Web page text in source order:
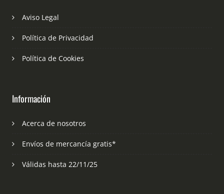
Aviso Legal
Política de Privacidad
Política de Cookies
Información
Acerca de nosotros
Envíos de mercancía gratis*
Válidas hasta 22/11/25